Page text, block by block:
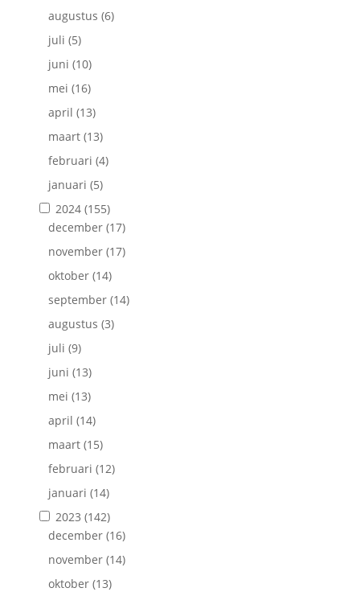
augustus (6)
juli (5)
juni (10)
mei (16)
april (13)
maart(13)
februari (4)
januari (5)
2024(155)
december(17)
november(17)
oktober(14)
september(14)
augustus (3)
juli (9)
juni (13)
mei (13)
april (14)
maart(15)
februari (12)
januari (14)
2023 (142)
december(16)
november(14)
oktober(13)